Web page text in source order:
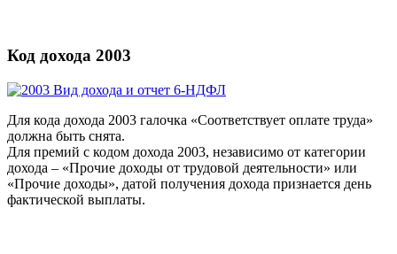
Код дохода 2003
Для кода дохода 2003 галочка «Соответствует оплате труда»
должна быть снята.
Для премий с кодом дохода 2003, независимо от категории
дохода – «Прочие доходы от трудовой деятельности» или
«Прочие доходы», датой получения дохода признается день
фактической выплаты.